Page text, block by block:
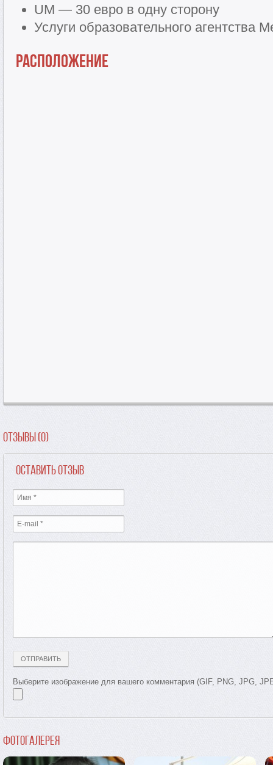
UM — 30 евро в одну сторону
Услуги образовательного агентства
Расположение
Отзывы (0)
Оставить отзыв
Выберите изображение для вашего комментария (GIF, PNG, JPG,
Фотогалерея